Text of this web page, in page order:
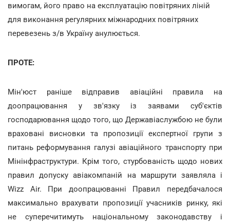
вимогам, його право на експлуатацію повітряних ліній
для виконання регулярних міжнародних повітряних
перевезень з/в Україну анулюється.
ПРОТЕ:
Мін'юст раніше відправив авіаційні правила на
доопрацювання у зв'язку із заявами суб'єктів
господарювання щодо того, що Державіаслужбою не були
враховані висновки та пропозиції експертної групи з
питань реформування галузі авіаційного транспорту при
Мінінфраструктури. Крім того, стурбованість щодо нових
правил допуску авіакомпаній на маршрути заявляла і
Wizz Air. При доопрацюванні Правил передбачалося
максимально врахувати пропозиції учасників ринку, які
не суперечитимуть національному законодавству і